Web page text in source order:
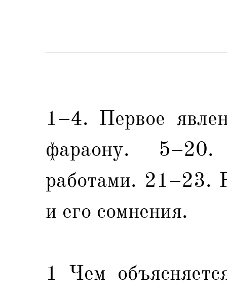
1–4. Первое
фараону. 5–20.
работами. 21–23.
и его сомнения.
1 Чем